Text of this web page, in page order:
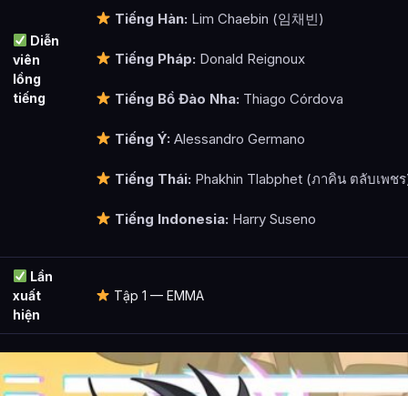
Diễn
viên
lồng
tiếng
Tiếng Hàn: Lim Chaebin (임채빈)
Tiếng Pháp: Donald Reignoux
Tiếng Bồ Đào Nha: Thiago Córdova
Tiếng Ý: Alessandro Germano
Tiếng Thái: Phakhin Tlabphet (ภาคิน ตลับเพช
Tiếng Indonesia: Harry Suseno
Lần
xuất
hiện
Tập 1 — EMMA